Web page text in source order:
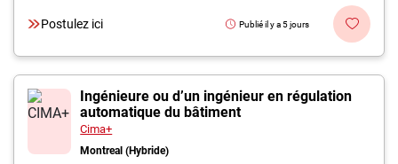
Postulez ici Publié il y a 5 jours
Ingénieure ou d’un ingénieur en régulation
automatique du bâtiment
Cima+
Montreal (Hybride)